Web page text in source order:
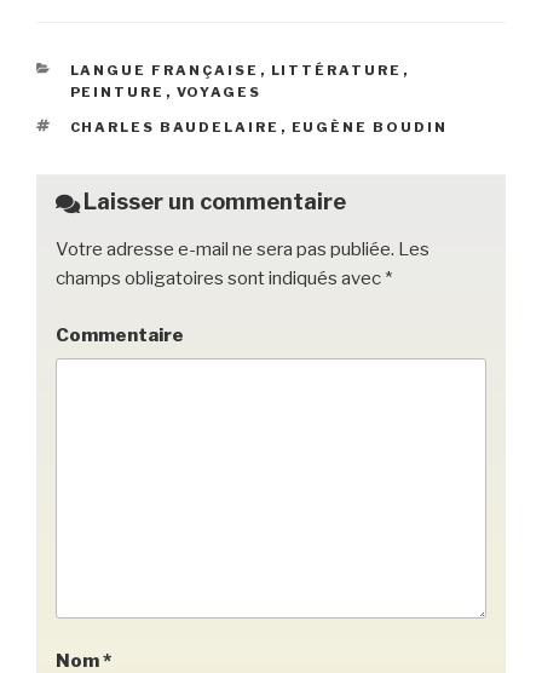
e
b
o
k
er
k
et
g
CATÉGORIES
LANGUE FRANÇAISE , LITTÉRATURE ,
PEINTURE , VOYAGES
ÉTIQUETTES
CHARLES BAUDELAIRE , EUGÈNE BOUDIN
Laisser un commentaire
Votre adresse e-mail ne sera pas publiée. Les
champs obligatoires sont indiqués avec *
Commentaire
Nom*